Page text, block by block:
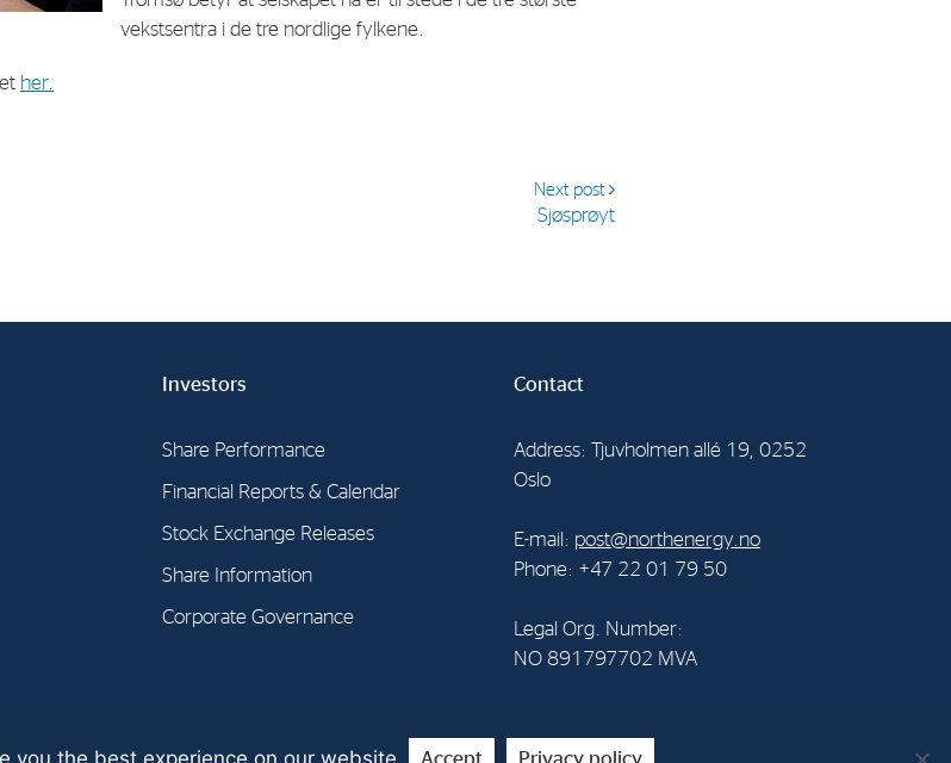
vekstsentra i de tre nordlige fylkene.
her.
Next post
Sjøsprøyt
Investors
Share Performance
Financial Reports & Calendar
Stock Exchange Releases
Share Information
Corporate Governance
Contact
Address: Tjuvholmen allé 19, 0252
Oslo
E-mail: post@northenergy.no
Phone: +47 22 01 79 50
Legal Org. Number:
NO 891797702 MVA
you the best experience on our website. Accept Privacy policy